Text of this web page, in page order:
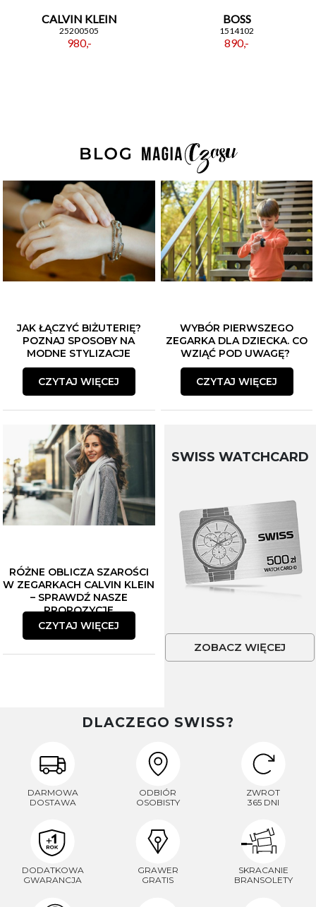
CALVIN KLEIN
25200505
980,-
BOSS
1514102
890,-
JAK ŁĄCZYĆ BIŻUTERIĘ?
POZNAJ SPOSOBY NA
MODNE STYLIZACJE
CZYTAJ WIĘCEJ
WYBÓR PIERWSZEGO
ZEGARKA DLA DZIECKA. CO
WZIĄĆ POD UWAGĘ?
CZYTAJ WIĘCEJ
RÓŻNE OBLICZA SZAROŚCI
W ZEGARKACH CALVIN KLEIN
– SPRAWDŹ NASZE
PROPOZYCJE
CZYTAJ WIĘCEJ
SWISS WATCHCARD
ZOBACZ WIĘCEJ
DLACZEGO SWISS?
DARMOWA
DOSTAWA
ODBIÓR
OSOBISTY
ZWROT
365 DNI
DODATKOWA
GWARANCJA
GRAWER
GRATIS
SKRACANIE
BRANSOLETY
Zapisuję się
Polityka prywatności